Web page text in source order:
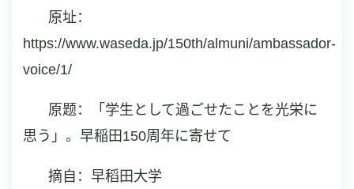
原址：
https://www.waseda.jp/150th/almuni/ambassador-
voice/1/
原题：
「学生として過ごせたことを光栄に
思う」。早稲田150周年に寄せて
摘自：早稻田大学